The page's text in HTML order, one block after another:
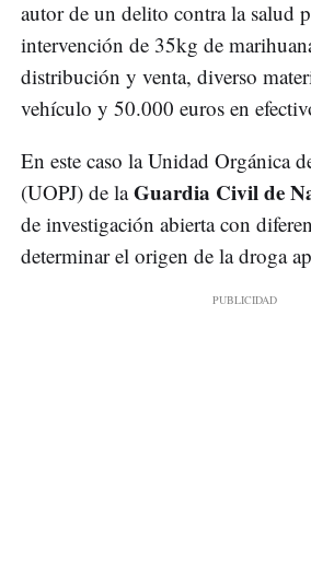
autor de un delito contra la salud
intervención de 35kg de
distribución y venta, diverso
vehículo y 50.000 euros en
En este caso la Unidad Orgánica
(UOPJ) de laGuardia Civil de
de investigación abierta con
determinar el origen de la droga